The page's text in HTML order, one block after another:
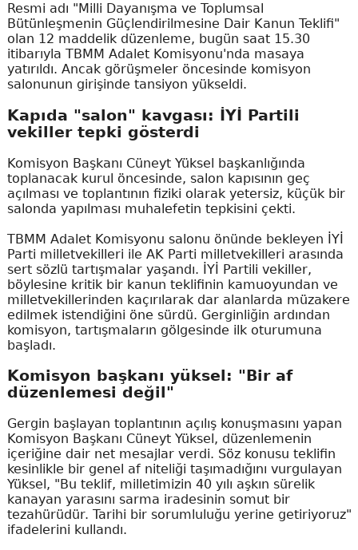
Resmi adı "Milli Dayanışma ve Toplumsal
Bütünleşmenin Güçlendirilmesine Dair Kanun Teklifi"
olan 12 maddelik düzenleme, bugün saat 15.30
itibarıyla TBMM Adalet Komisyonu'nda masaya
yatırıldı. Ancak görüşmeler öncesinde komisyon
salonunun girişinde tansiyon yükseldi.
Kapıda "salon" kavgası: İYİ Partili
vekiller tepki gösterdi
Komisyon Başkanı Cüneyt Yüksel başkanlığında
toplanacak kurul öncesinde, salon kapısının geç
açılması ve toplantının fiziki olarak yetersiz, küçük bir
salonda yapılması muhalefetin tepkisini çekti.
TBMM Adalet Komisyonu salonu önünde bekleyen İYİ
Parti milletvekilleri ile AK Parti milletvekilleri arasında
sert sözlü tartışmalar yaşandı. İYİ Partili vekiller,
böylesine kritik bir kanun teklifinin kamuoyundan ve
milletvekillerinden kaçırılarak dar alanlarda müzakere
edilmek istendiğini öne sürdü. Gerginliğin ardından
komisyon, tartışmaların gölgesinde ilk oturumuna
başladı.
Komisyon başkanı yüksel: "Bir af
düzenlemesi değil"
Gergin başlayan toplantının açılış konuşmasını yapan
Komisyon Başkanı Cüneyt Yüksel, düzenlemenin
içeriğine dair net mesajlar verdi. Söz konusu teklifin
kesinlikle bir genel af niteliği taşımadığını vurgulayan
Yüksel, "Bu teklif, milletimizin 40 yılı aşkın sürelik
kanayan yarasını sarma iradesinin somut bir
tezahürüdür. Tarihi bir sorumluluğu yerine getiriyoruz"
ifadelerini kullandı.